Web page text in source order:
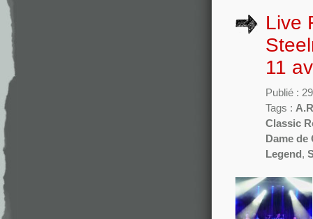
Live
11
Publié :
Tags :
Classic
Dame
Legend ,